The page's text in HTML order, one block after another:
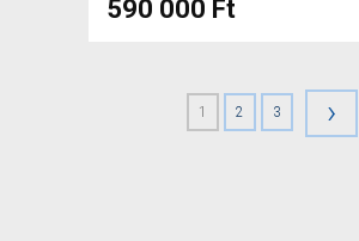
590 000 Ft
1 2 3 ›